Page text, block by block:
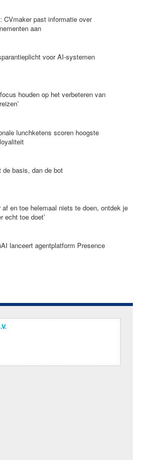
CVmaker past informatie over
aan
voor AI-systemen
houden op het verbeteren van
lunchketens scoren hoogste
de basis, dan de bot
af en toe helemaal niets te doen, ontdek je
echt toe doet’
lanceert agentplatform Presence